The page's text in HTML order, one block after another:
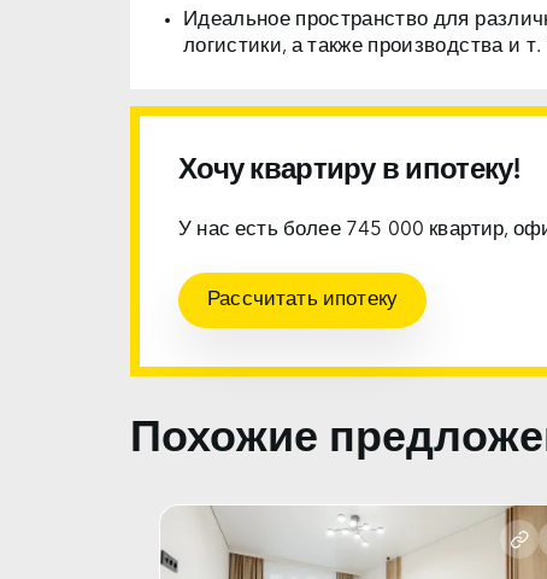
Идеальное пространство для
логистики, а также производства и т.
Хочу квартиру в ипотеку!
У нас есть более 745 000 квартир,
Рассчитать ипотеку
Похожие